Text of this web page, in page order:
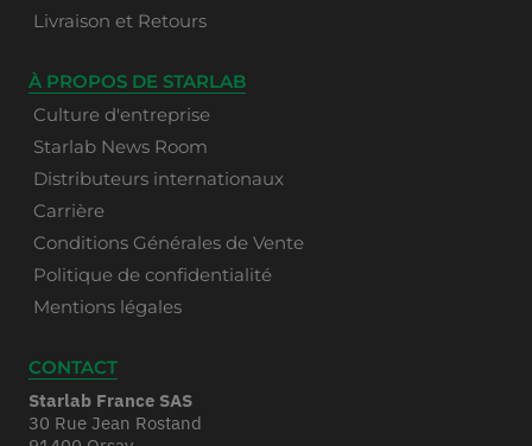
Livraison et Retours
À PROPOS DE STARLAB
Culture d'entreprise
Starlab News Room
Distributeurs internationaux
Carrière
Conditions Générales de Vente
Politique de confidentialité
Mentions légales
CONTACT
Starlab France SAS
30 Rue Jean Rostand